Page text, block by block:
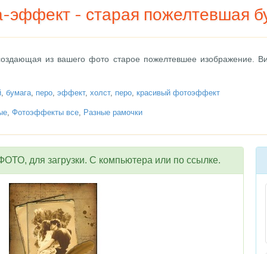
- старая пожелтевшая
из вашего фото старое пожелтевшее изображение.
, бумага, перо, эффект, холст, перо, красивый фотоэффект
, Фотоэффекты все, Разные рамочки
для загрузки. С компьютера или по ссылке.